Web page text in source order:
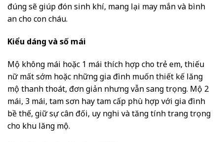
đúng sẽ giúp đón sinh khí, mang lại may mắn và bình
an cho con cháu.
Kiểu dáng và số mái
Mộ không mái hoặc 1 mái thích hợp cho trẻ em, thiếu
nữ mất sớm hoặc những gia đình muốn thiết kế lăng
mộ thanh thoát, đơn giản nhưng vẫn sang trọng. Mộ 2
mái, 3 mái, tam sơn hay tam cấp phù hợp với gia đình
bề thế, giữ sự cân đối, uy nghi và tăng tính trang trọng
cho khu lăng mộ.